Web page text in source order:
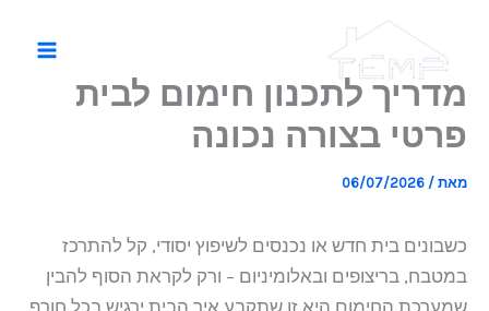
מדריך לתכנון חימום לבית
פרטי בצורה נכונה
מאת /
06/07/2026
כשבונים בית חדש או נכנסים לשיפוץ יסודי, קל להתרכז
במטבח, בריצופים ובאלומיניום – ורק לקראת הסוף להבין
שמערכת החימום היא זו שתקבע איך הבית ירגיש בכל חורף.